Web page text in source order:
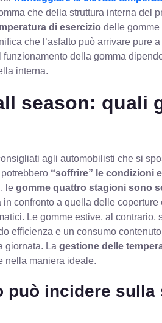
che della struttura interna del
di esercizio delle gomme
che l’asfalto può arrivare pure
funzionamento della gomma
interna.
season: quali
agli automobilisti che si
“soffrire” le condizioni
legomme quattro stagioni sono
confronto a quella delle
Le gomme estive, al contrario,
efficienza e un consumo
giornata. Lagestione delle
nella maniera ideale.
può incidere